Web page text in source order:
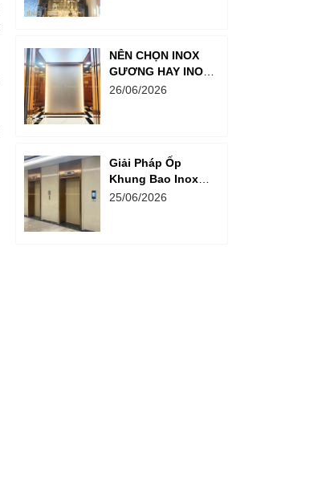
NÊN CHỌN INOX
GƯƠNG HAY INOX
XƯỚC CHO CABIN
26/06/2026
Giải Pháp Ốp
Khung Bao Inox
Thang Máy Cho
25/06/2026